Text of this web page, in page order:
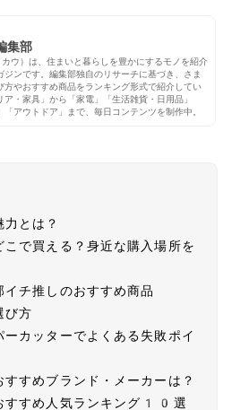
集部
ウ）は、住まいと暮らしを豊かにするモノを紹介
ジンです。編集部独自のリサーチに基づき、さま
方やおすすめ商品をランキング形式で紹介してい
ア・家具」から「家電」「生活雑貨・日用品」
「アウトドア」まで、毎日コンテンツを制作中。
とは？
で買える？身近な購入場所を
イチ推しのおすすめ商品
び方
カッターでよくある失敗ポイ
すめブランド・メーカーは？
すすめ人気ランキング10選